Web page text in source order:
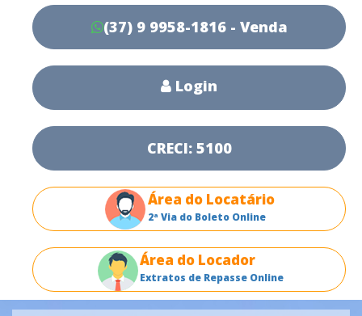
(37) 9 9958-1816 - Venda
Login
CRECI: 5100
Área do Locatário
2ª Via do Boleto Online
Área do Locador
Extratos de Repasse Online